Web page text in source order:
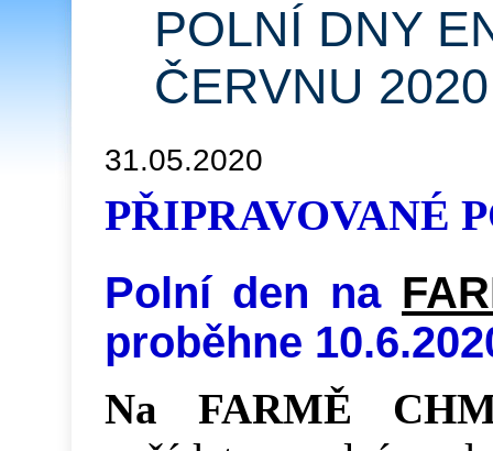
POLNÍ DNY
ČERVNU 2020
31.05.2020
PŘIPRAVOVANÉ
Polní den na
proběhne
Na FARMĚ